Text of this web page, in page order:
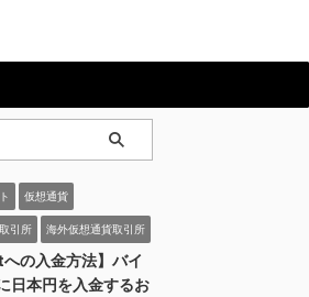
仮想通貨
引所 海外仮想通貨取引所
への入金方法】バイ
日本円を入金するお